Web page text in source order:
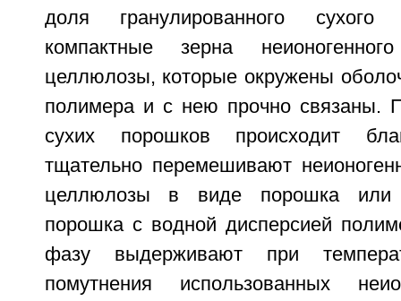
доля гранулированного
компактные зерна
целлюлозы, которые окружены
полимера и с нею прочно связаны.
сухих порошков происходит
тщательно перемешивают
целлюлозы в виде порошка или
порошка с водной дисперсией
фазу выдерживают при
помутнения использованных